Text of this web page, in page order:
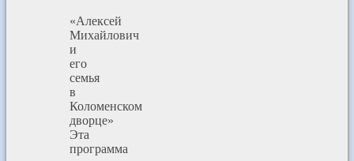
«Алексей
Михайлович
и
его
семья
в
Коломенском
дворце»
Эта
программа